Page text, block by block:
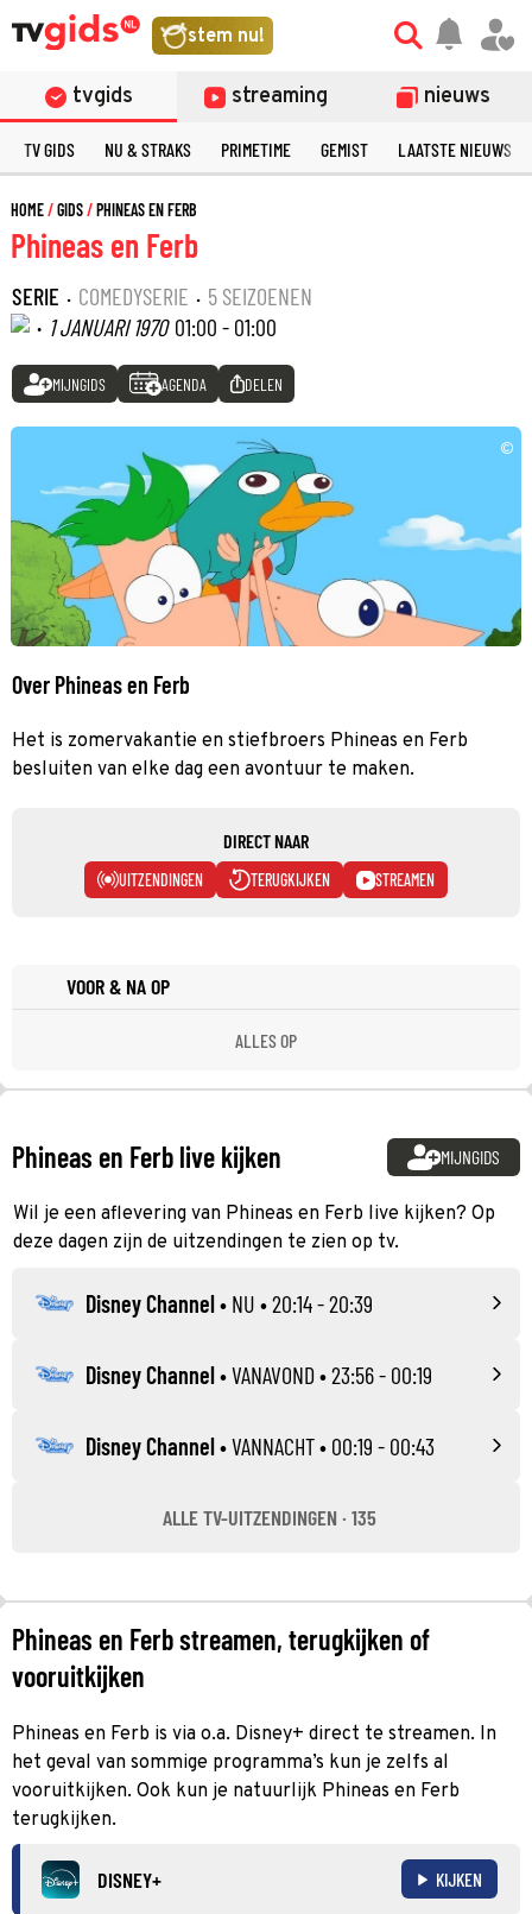
stem nu!
tvgids streaming nieuws
TV GIDS NU & STRAKS PRIMETIME GEMIST LAATSTE NIEUWS
HOME GIDS PHINEAS EN FERB
Phineas en Ferb
SERIE · COMEDYSERIE · 5 SEIZOENEN
· 1 JANUARI 1970 01:00 - 01:00
MIJNGIDS AGENDA DELEN
©
Over Phineas en Ferb
Het is zomervakantie en stiefbroers Phineas en Ferb
besluiten van elke dag een avontuur te maken.
DIRECT NAAR
UITZENDINGEN TERUGKIJKEN STREAMEN
VOOR & NA OP
ALLES OP
Phineas en Ferb live kijken MIJNGIDS
Wil je een aflevering van Phineas en Ferb live kijken? Op
deze dagen zijn de uitzendingen te zien op tv.
Disney Channel• NU • 20:14 - 20:39
Disney Channel•VANAVOND • 23:56 - 00:19
Disney Channel•VANNACHT• 00:19 - 00:43
ALLE TV-UITZENDINGEN · 135
Phineas en Ferb streamen, terugkijken of
vooruitkijken
Phineas en Ferb is via o.a. Disney+ direct te streamen. In
het geval van sommige programma’s kun je zelfs al
vooruitkijken. Ook kun je natuurlijk Phineas en Ferb
terugkijken.
DISNEY+ KIJKEN